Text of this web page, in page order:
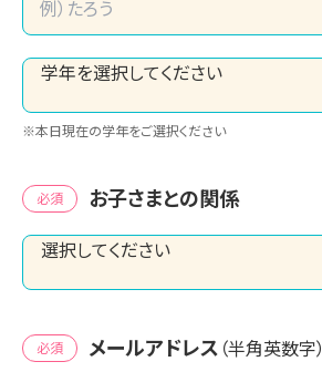
※本日現在の学年をご選択ください
必須 お子さまとの関係
必須 メールアドレス （半角英数字）